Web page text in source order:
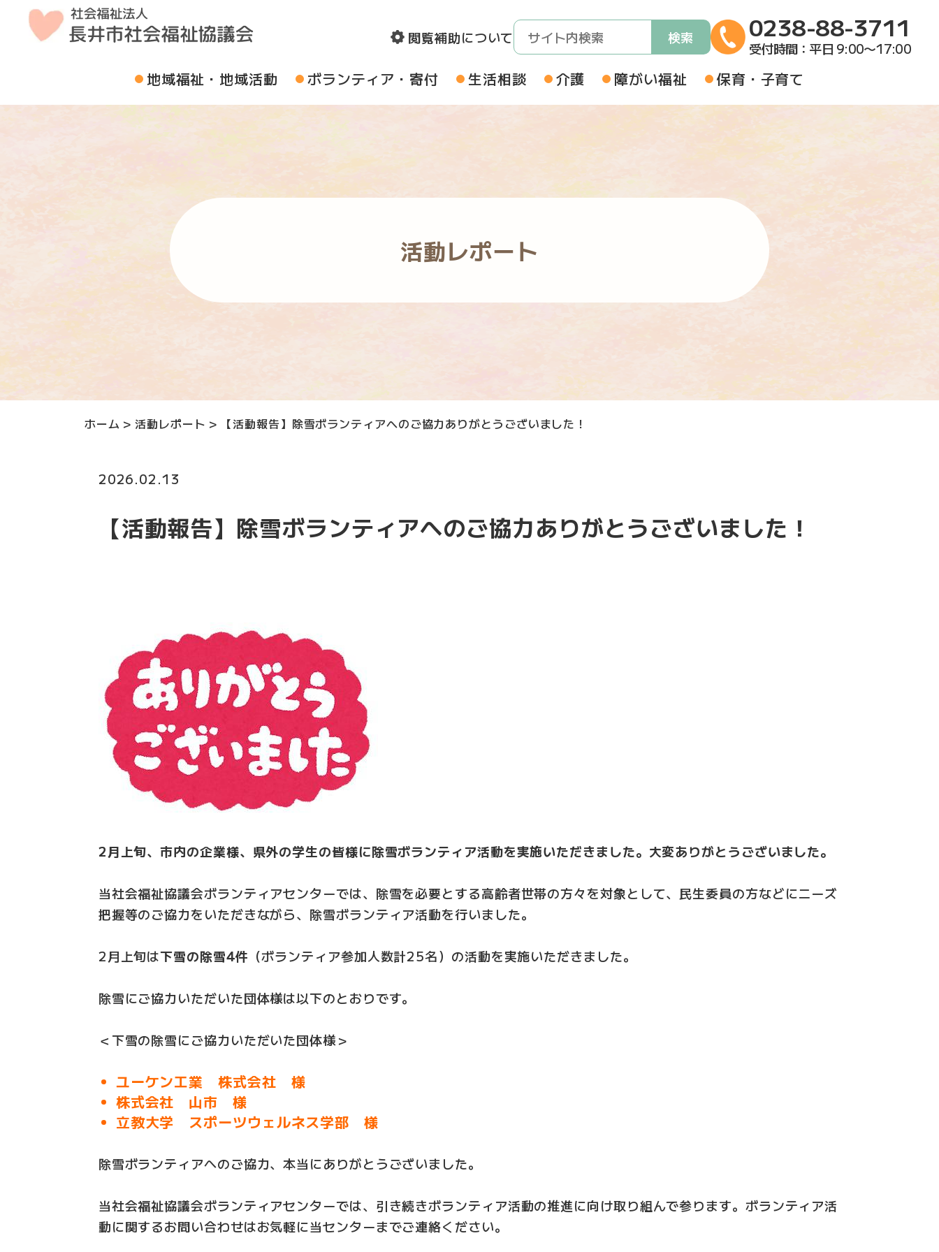
閲覧補助について 検索 0238-88-3711
受付時間： 平日 9:00〜17:00
地域福祉・地域活動 ボランティア・寄付 生活相談 介護 障がい福祉 保育・子育て
活動レポート
ホーム >活動レポート > 【活動報告】除雪ボランティアへのご協力ありがとうございました！
2026.02.13
【活動報告】除雪ボランティアへのご協力ありがとうございました！
2月上旬、市内の企業様、県外の学生の皆様に除雪ボランティア活動を実施いただきました。大変ありがとうございました。
当社会福祉協議会ボランティアセンターでは、除雪を必要とする高齢者世帯の方々を対象として、民生委員の方などにニーズ
把握等のご協力をいただきながら、除雪ボランティア活動を行いました。
2月上旬は下雪の除雪4件 （ボランティア参加人数計25名）の活動を実施いただきました。
除雪にご協力いただいた団体様は以下のとおりです。
＜下雪の除雪にご協力いただいた団体様＞
ユーケン工業 株式会社 様
株式会社 山市 様
立教大学 スポーツウェルネス学部 様
除雪ボランティアへのご協力、本当にありがとうございました。
当社会福祉協議会ボランティアセンターでは、引き続きボランティア活動の推進に向け取り組んで参ります。ボランティア活
動に関するお問い合わせはお気軽に当センターまでご連絡ください。